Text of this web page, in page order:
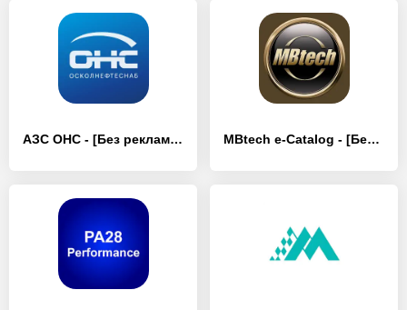
АЗС ОНС - [Без рекламы] MBtech e-Catalog - [Без рекламы]